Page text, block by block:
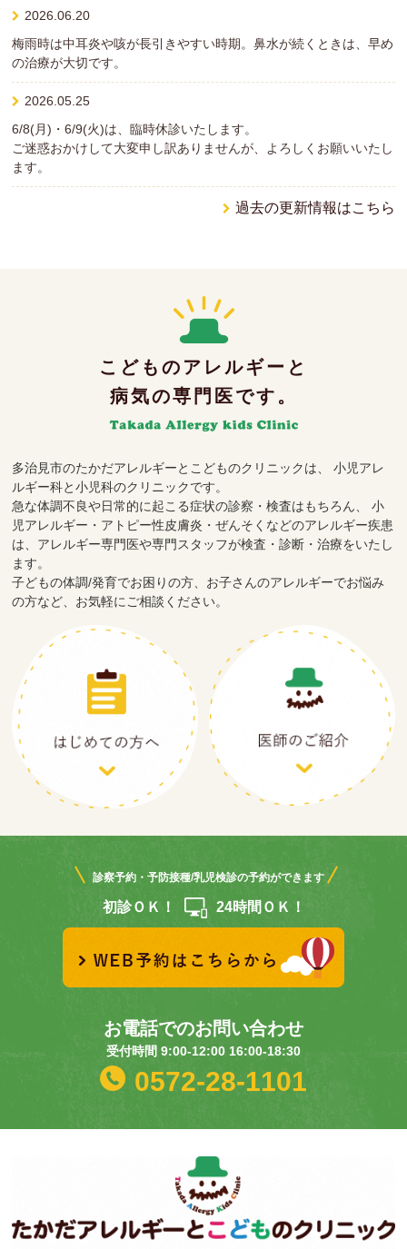
2026.06.20
梅雨時は中耳炎や咳が長引きやすい時期。鼻水が続くときは、早め
の治療が大切です。
2026.05.25
6/8(月)・6/9(火)は、臨時休診いたします。
ご迷惑おかけして大変申し訳ありませんが、よろしくお願いいたし
ます。
過去の更新情報はこちら
こどものアレルギーと
病気の専門医です。
多治見市のたかだアレルギーとこどものクリニックは、
小児アレ
ルギー科と小児科のクリニックです。
急な体調不良や日常的に起こる症状の診察・検査はもちろん、
小
児アレルギー・アトピー性皮膚炎・ぜんそくなどのアレルギー疾患
は、アレルギー専門医や専門スタッフが検査・診断・治療をいたし
ます。
子どもの体調/発育でお困りの方、お子さんのアレルギーでお悩み
の方など、お気軽にご相談ください。
診察予約・予防接種/乳児検診の予約ができます
初診ＯＫ！ 24時間ＯＫ！
お電話でのお問い合わせ
受付時間 9:00-12:00 16:00-18:30
0572-28-1101